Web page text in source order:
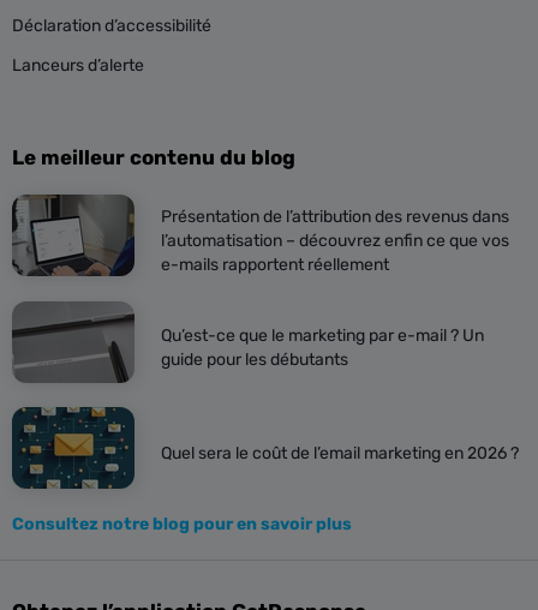
Déclaration d’accessibilité
Lanceurs d’alerte
Le meilleur contenu du blog
Présentation de l’attribution des revenus dans
l’automatisation – découvrez enfin ce que vos
e-mails rapportent réellement
Qu’est-ce que le marketing par e-mail ? Un
guide pour les débutants
Quel sera le coût de l’email marketing en 2026 ?
Consultez notre blog pour en savoir plus